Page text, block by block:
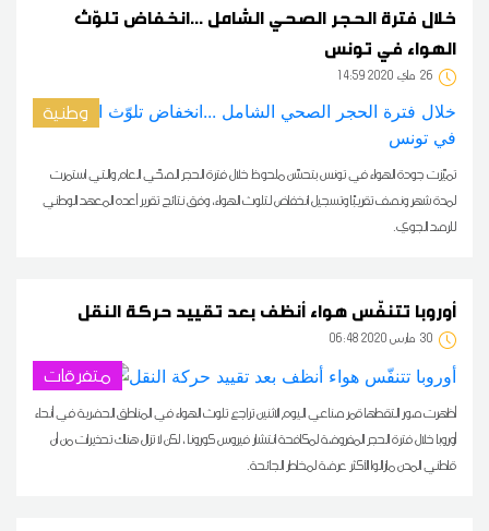
خلال فترة الحجر الصحي الشامل ...انخفاض تلوّث
الهواء في تونس
26 14:59 2020 ماي
وطنية
تميّزت جودة الهواء في تونس بتحسّن ملحوظ خلال فترة الحجر الصحّي العام والتي استمرت
لمدة شهر ونصف تقريبًا وتسجيل انخفاض لتلوث الهواء، وفق نتائج تقرير أعده المعهد الوطني
للرصد الجوي.
أوروبا تتنفّس هواء أنظف بعد تقييد حركة النقل
30 06:48 2020 مارس
متفرقات
أظهرت صور التقطها قمر صناعي اليوم الاثنين تراجع تلوث الهواء في المناطق الحضرية في أنحاء
أوروبا خلال فترة الحجر المفروضة لمكافحة انتشار فيروس كورونا ، لكن لا تزال هناك تحذيرات من أن
قاطني المدن مازالوا الأكثر عرضة لمخاطر الجائحة.